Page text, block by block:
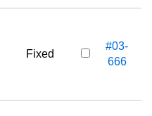
Fixed
#03-
666